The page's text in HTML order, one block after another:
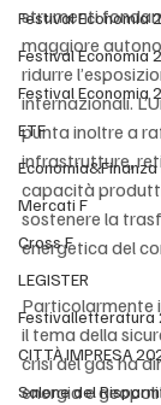
Festival Economia
Festival Economia
Festival Economia
ETF
Economia&Finanza
Mercati F
Cross F
LEGISTER
Festivalletteratura
CITTÀ IMPRESA
Salone del
strumenti
maggiore
ridurre
internazionali.
punta inoltre a
infrastrutture,
capacità
sostenere la
energetica del
Particolarmente
il tema della
crisi del gas ha
energia e